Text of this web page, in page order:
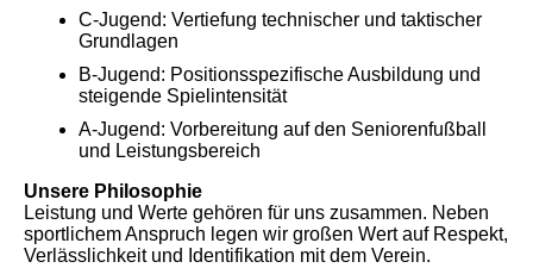
C-Jugend: Vertiefung technischer und taktischer
Grundlagen
B-Jugend: Positionsspezifische Ausbildung und
steigende Spielintensität
A-Jugend: Vorbereitung auf den Seniorenfußball
und Leistungsbereich
Unsere Philosophie
Leistung und Werte gehören für uns zusammen. Neben
sportlichem Anspruch legen wir großen Wert auf Respekt,
Verlässlichkeit und Identifikation mit dem Verein.